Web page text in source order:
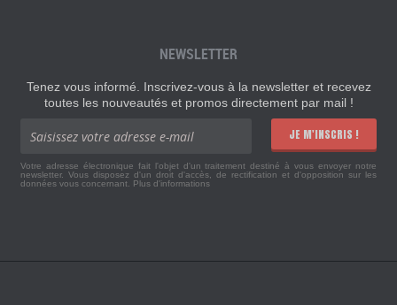
NEWSLETTER
Tenez vous informé. Inscrivez-vous à la newsletter et recevez
toutes les nouveautés et promos directement par mail !
JE M'INSCRIS !
Votre adresse électronique fait l'objet d'un traitement destiné à vous envoyer notre
newsletter. Vous disposez d'un droit d'accès, de rectification et d'opposition sur les
données vous concernant. Plus d'informations